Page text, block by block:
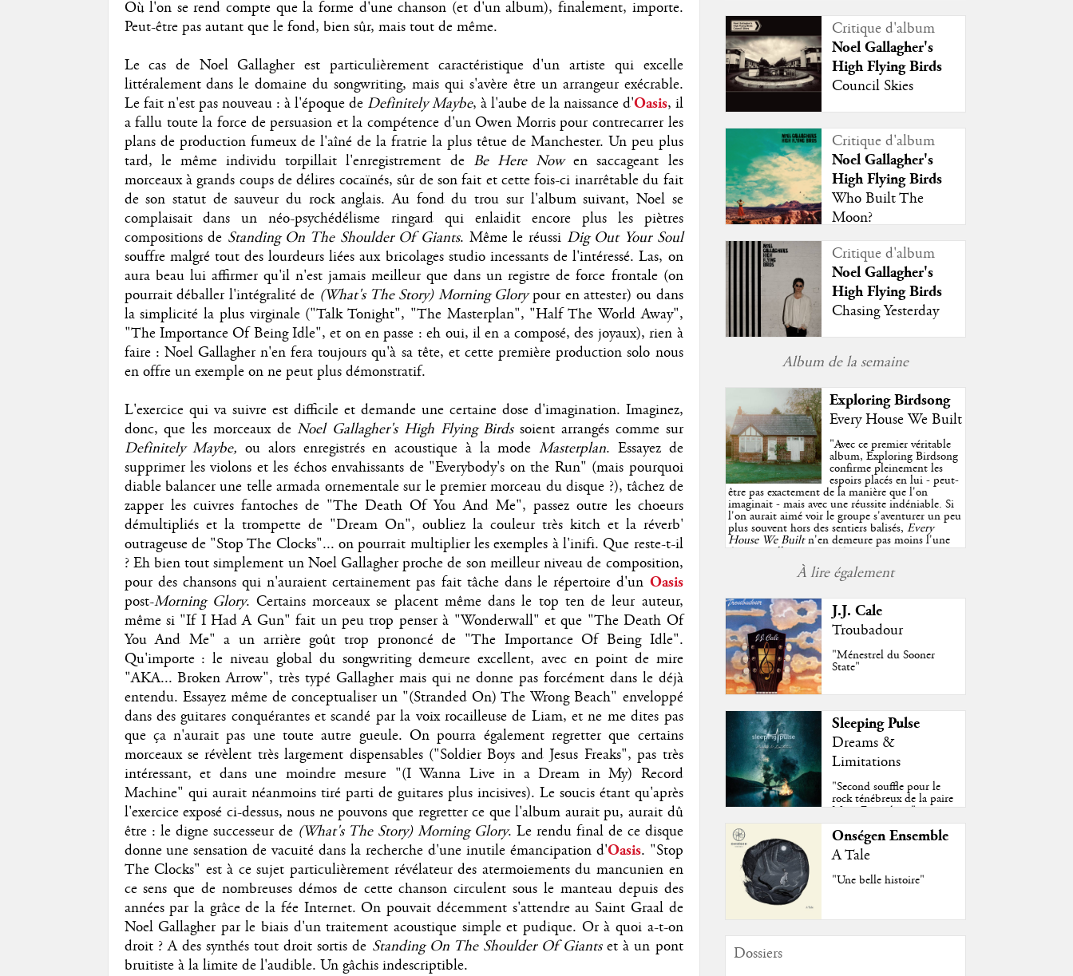
Où l'on se rend compte que la forme d'une chanson (et d'un album), finalement, importe.
Peut-être pas autant que le fond, bien sûr, mais tout de même.
Le cas de Noel Gallagher est particulièrement caractéristique d'un artiste qui excelle
littéralement dans le domaine du songwriting, mais qui s'avère être un arrangeur exécrable.
Le fait n'est pas nouveau : à l'époque de Definitely Maybe, à l'aube de la naissance d'Oasis, il
a fallu toute la force de persuasion et la compétence d'un Owen Morris pour contrecarrer les
plans de production fumeux de l'aîné de la fratrie la plus têtue de Manchester. Un peu plus
tard, le même individu torpillait l'enregistrement de Be Here Nowen saccageant les
morceaux à grands coups de délires cocaïnés, sûr de son fait et cette fois-ci inarrêtable du fait
de son statut de sauveur du rock anglais. Au fond du trou sur l'album suivant, Noel se
complaisait dans un néo-psychédélisme ringard qui enlaidit encore plus les piètres
compositions de Standing On The Shoulder Of Giants. Même le réussi Dig Out Your Soul
souffre malgré tout des lourdeurs liées aux bricolages studio incessants de l'intéressé. Las, on
aura beau lui affirmer qu'il n'est jamais meilleur que dans un registre de force frontale (on
pourrait déballer l'intégralité de (What's The Story) Morning Glorypour en attester) ou dans
la simplicité la plus virginale ("Talk Tonight", "The Masterplan", "Half The World Away",
"The Importance Of Being Idle", et on en passe : eh oui, il en a composé, des joyaux), rien à
faire : Noel Gallagher n'en fera toujours qu'à sa tête, et cette première production solo nous
en offre un exemple on ne peut plus démonstratif.
L'exercice qui va suivre est difficile et demande une certaine dose d'imagination. Imaginez,
donc, que les morceaux de Noel Gallagher's High Flying Birdssoient arrangés comme sur
Definitely Maybe, ou alors enregistrés en acoustique à la modeMasterplan. Essayez de
supprimer les violons et les échos envahissants de "Everybody's on the Run" (mais pourquoi
diable balancer une telle armada ornementale sur le premier morceau du disque ?), tâchez de
zapper les cuivres fantoches de "The Death Of You And Me", passez outre les choeurs
démultipliés et la trompette de "Dream On", oubliez la couleur très kitch et la réverb'
outrageuse de "Stop The Clocks"... on pourrait multiplier les exemples à l'inifi. Que reste-t-il
? Eh bien tout simplement un Noel Gallagher proche de son meilleur niveau de composition,
pour des chansons qui n'auraient certainement pas fait tâche dans le répertoire d'un Oasis
post-Morning Glory. Certains morceaux se placent même dans le top ten de leur auteur,
même si "If I Had A Gun" fait un peu trop penser à "Wonderwall" et que "The Death Of
You And Me" a un arrière goût trop prononcé de "The Importance Of Being Idle".
Qu'importe : le niveau global du songwriting demeure excellent, avec en point de mire
"AKA... Broken Arrow", très typé Gallagher mais qui ne donne pas forcément dans le déjà
entendu. Essayez même de conceptualiser un "(Stranded On) The Wrong Beach" enveloppé
dans des guitares conquérantes et scandé par la voix rocailleuse de Liam, et ne me dites pas
que ça n'aurait pas une toute autre gueule. On pourra également regretter que certains
morceaux se révèlent très largement dispensables ("Soldier Boys and Jesus Freaks", pas très
intéressant, et dans une moindre mesure "(I Wanna Live in a Dream in My) Record
Machine" qui aurait néanmoins tiré parti de guitares plus incisives). Le soucis étant qu'après
l'exercice exposé ci-dessus, nous ne pouvons que regretter ce que l'album aurait pu, aurait dû
être : le digne successeur de (What's The Story) Morning Glory. Le rendu final de ce disque
donne une sensation de vacuité dans la recherche d'une inutile émancipation d'Oasis. "Stop
The Clocks" est à ce sujet particulièrement révélateur des atermoiements du mancunien en
ce sens que de nombreuses démos de cette chanson circulent sous le manteau depuis des
années par la grâce de la fée Internet. On pouvait décemment s'attendre au Saint Graal de
Noel Gallagher par le biais d'un traitement acoustique simple et pudique. Or à quoi a-t-on
droit ? A des synthés tout droit sortis de Standing On The Shoulder Of Giantset à un pont
bruitiste à la limite de l'audible. Un gâchis indescriptible.
Critique d'album
Noel Gallagher's
High Flying Birds
Council Skies
Critique d'album
Noel Gallagher's
High Flying Birds
Who Built The
Moon?
Critique d'album
Noel Gallagher's
High Flying Birds
Chasing Yesterday
Album de la semaine
Exploring Birdsong
Every House We Built
"Avec ce premier véritable
album, Exploring Birdsong
confirme pleinement les
espoirs placés en lui - peut-
être pas exactement de la manière que l'on
imaginait - mais avec une réussite indéniable. Si
l'on aurait aimé voir le groupe s'aventurer un peu
plus souvent hors des sentiers balisés,Every
House We Builtn'en demeure pas moins l'une
des très belles surprises de cette année, porté par
plusieurs morceaux qui trouveront sans difficulté
une place de choix dans vos playlists estivales.
À lire également
J.J. Cale
Troubadour
"Ménestrel du Sooner
State"
Sleeping Pulse
Dreams &
Limitations
"Second souffle pour le
rock ténébreux de la paire
Moss-Fazendeiro"
Onségen Ensemble
A Tale
"Une belle histoire"
Dossiers